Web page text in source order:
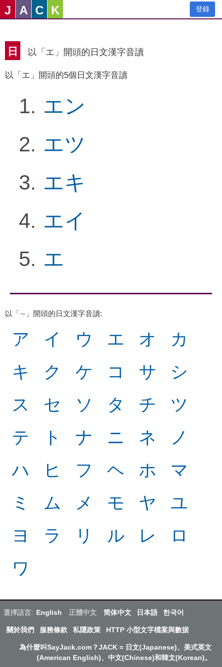
J A C K 登錄
日 以「エ」開頭的日文漢字音讀
以「エ」開頭的5個日文漢字音讀
エン
エツ
エキ
エイ
エ
以「∼」開頭的日文漢字音讀:
ア イ ウ エ オ
カ
キ
ク ケ コ サ
シ
ス
セ ソ タ チ
ツ
テ
ト ナ ニ ネ
ノ
ハ
ヒ フ ヘ ホ
マ
ミ
ム メ モ ヤ
ユ
ヨ
ラ リ ル レ
ロ
ワ
選擇語言: English 正體中文 简体中文 日本語 한국어
關於我們 服務條款 私隱政策 HTTP 小型文字檔案與數据
為什麼叫SayJack.com？JACK = 日文(Japanese)、美式英文
(American English)、中文(Chinese)和韓文(Korean)。